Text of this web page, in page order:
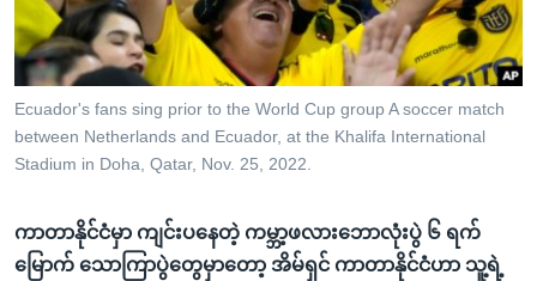
စာမျက်နှာ
သို့
ကျော်
ကြည့်
ရန်
ရှာဖွေ
နေရာ
သို့
ဗွီအိုအေ လူမှုကွန်ယက်များ
ဘာသာစကားများ
Ecuador's fans sing prior to the World Cup group A soccer match
between Netherlands and Ecuador, at the Khalifa International
Stadium in Doha, Qatar, Nov. 25, 2022.
ကာတာနိုင်ငံမှာ ကျင်းပနေတဲ့ ကမ္ဘာ့ဖလားဘောလုံးပွဲ ၆ ရက်
မြောက် သောကြာပွဲတွေမှာတော့ အိမ်ရှင် ကာတာနိုင်ငံဟာ သူ့ရဲ့